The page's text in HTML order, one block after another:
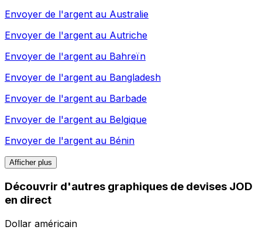
Envoyer de l'argent au Australie
Envoyer de l'argent au Autriche
Envoyer de l'argent au Bahreïn
Envoyer de l'argent au Bangladesh
Envoyer de l'argent au Barbade
Envoyer de l'argent au Belgique
Envoyer de l'argent au Bénin
Afficher plus
Découvrir d'autres graphiques de devises JOD
en direct
Dollar américain